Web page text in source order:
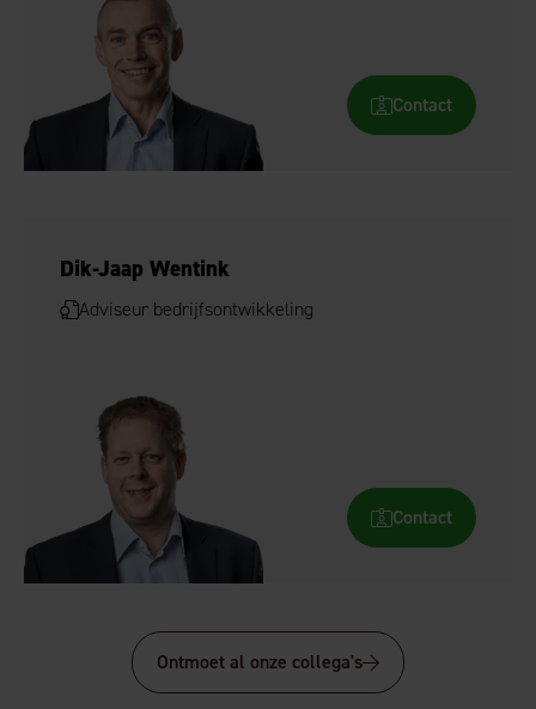
Contact
Dik-Jaap Wentink
Adviseur bedrijfsontwikkeling
Contact
Ontmoet al onze collega's